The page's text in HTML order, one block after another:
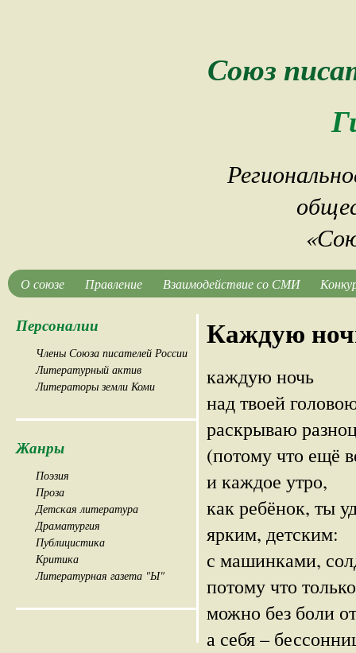
Союз
О союзе Правление Взаимодействие со СМИ
Персоналии
Члены Союза писателей России
Литературный актив
Литераторы земли Коми
Жанры
Поэзия
Проза
Детская литература
Драматургия
Публицистика
Критика
Литературная газета "Ы"
Каждую
каждую ночь
над твоей
раскрываю
(потому что ещё
и каждое утро,
как ребёнок, ты
ярким, детским:
с машинками,
потому что
можно без боли
а себя –